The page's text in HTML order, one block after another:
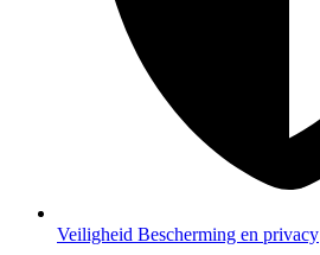
Veiligheid Bescherming en privacy